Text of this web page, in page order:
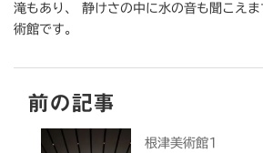
滝もあり、 静けさの中に水の音も聞こえ
術館です。
前の記事
根津美術館1